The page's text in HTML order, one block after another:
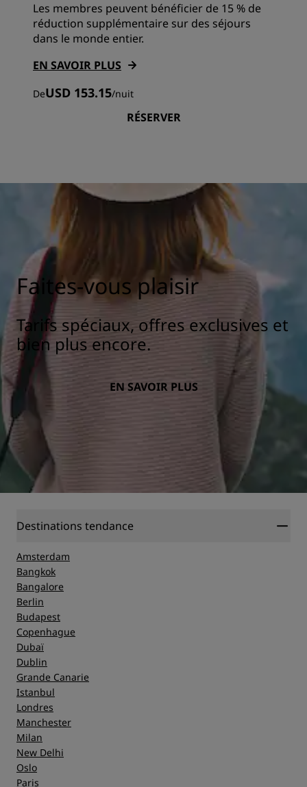
Les membres peuvent bénéficier de 15 % de
réduction supplémentaire sur des séjours
dans le monde entier.
EN SAVOIR PLUS
DeUSD 153.15/nuit
RÉSERVER
Faites-vous plaisir
Tarifs spéciaux, offres exclusives et
bien plus encore.
EN SAVOIR PLUS
Destinations tendance
Amsterdam
Bangkok
Bangalore
Berlin
Budapest
Copenhague
Dubaï
Dublin
Grande Canarie
Istanbul
Londres
Manchester
Milan
New Delhi
Oslo
Paris